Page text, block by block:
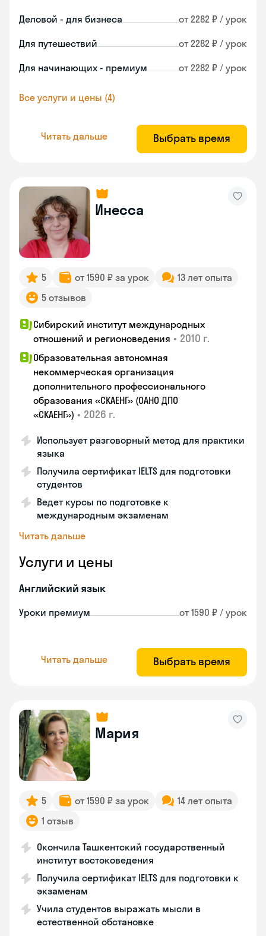
Деловой - для бизнеса от 2282 ₽ / урок
Для путешествий от 2282 ₽ / урок
Для начинающих - премиум от 2282 ₽ / урок
Все услуги и цены (4)
Читать дальше Выбрать время
Инесса
5 от 1590 ₽ за урок
13 лет опыта
5 отзывов
Сибирский институт международных
отношений и регионоведения • 2010 г.
Образовательная автономная
некоммерческая организация
дополнительного профессионального
образования «СКАЕНГ» (ОАНО ДПО
«СКАЕНГ») • 2026 г.
Использует разговорный метод для практики
языка
Получила сертификат IELTS для подготовки
студентов
Ведет курсы по подготовке к
международным экзаменам
Читать дальше
Услуги и цены
Английский язык
Уроки премиум от 1590 ₽ / урок
Читать дальше Выбрать время
Мария
5 от 1590 ₽ за урок
14 лет опыта
1 отзыв
Окончила Ташкентский государственный
институт востоковедения
Получила сертификат IELTS для подготовки к
экзаменам
Учила студентов выражать мысли в
естественной обстановке